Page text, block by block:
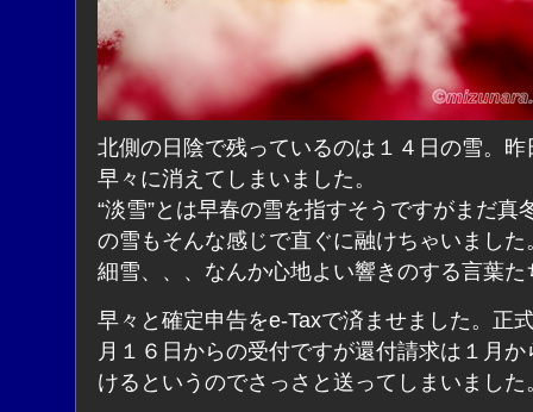
北側の日陰で残っているのは１４日の雪。昨
早々に消えてしまいました。
“淡雪”とは早春の雪を指すそうですがまだ真
の雪もそんな感じで直ぐに融けちゃいました
細雪、、、なんか心地よい響きのする言葉た
早々と確定申告をe-Taxで済ませました。正
月１６日からの受付ですが還付請求は１月か
けるというのでさっさと送ってしまいました